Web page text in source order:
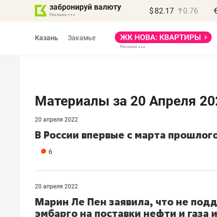
забронируй валюту $ 82.17 0.76
Казань Закамье
Материалы за 20 Апреля
20 апреля 2022
В России впервые с марта
6
20 апреля 2022
Марин Ле Пен заявила, что не
эмбарго на поставки нефти и газа
МАРТ
правил, бизнес может
полгода»